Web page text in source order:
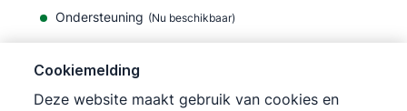
Ondersteuning (Nu beschikbaar)
Cookiemelding
Deze website maakt gebruik van cookies en